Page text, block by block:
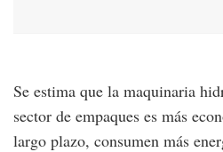
Se estima que la maquinaria
sector de empaques es más
largo plazo, consumen más